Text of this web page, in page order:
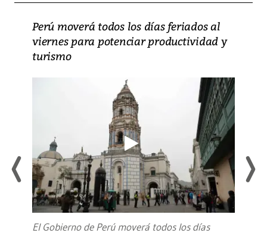
Perú moverá todos los días feriados al
viernes para potenciar productividad y
turismo
El Gobierno de Perú moverá todos los días